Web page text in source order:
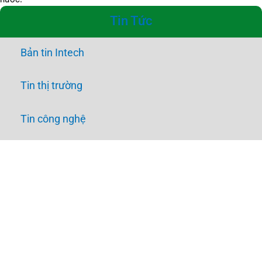
Tin Tức
Bản tin Intech
Tin thị trường
Tin công nghệ